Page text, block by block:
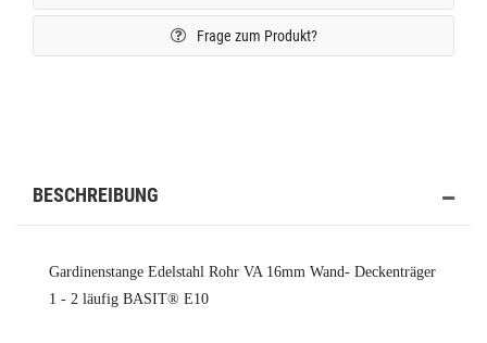
Frage zum Produkt?
BESCHREIBUNG
Gardinenstange Edelstahl Rohr VA 16mm Wand- Deckenträger
1 - 2 läufig BASIT® E10